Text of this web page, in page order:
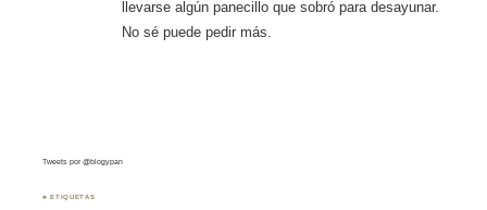
llevarse algún panecillo que sobró para desayunar.
No sé puede pedir más.
Tweets por @blogypan
♣ ETIQUETAS